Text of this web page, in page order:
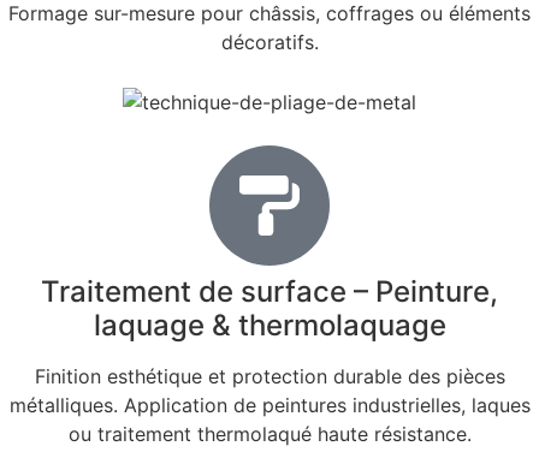
Formage sur-mesure pour châssis, coffrages ou éléments
décoratifs.
Traitement de surface – Peinture,
laquage & thermolaquage
Finition esthétique et protection durable des pièces
métalliques. Application de peintures industrielles, laques
ou traitement thermolaqué haute résistance.